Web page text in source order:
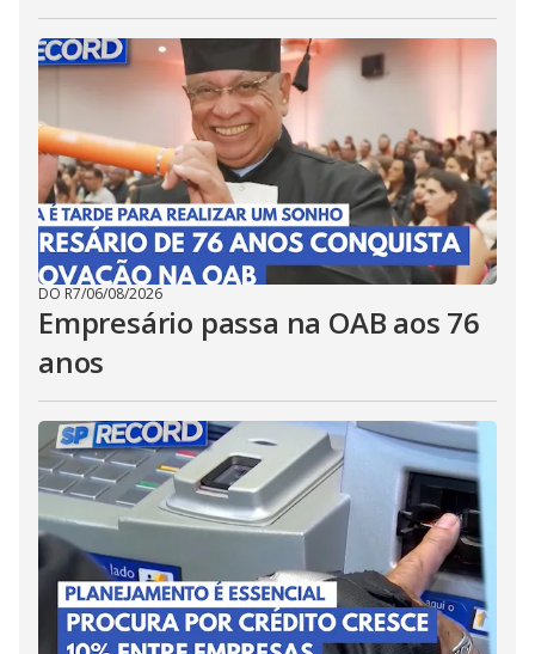
DO R7/06/08/2026
Empresário passa na OAB aos 76
anos